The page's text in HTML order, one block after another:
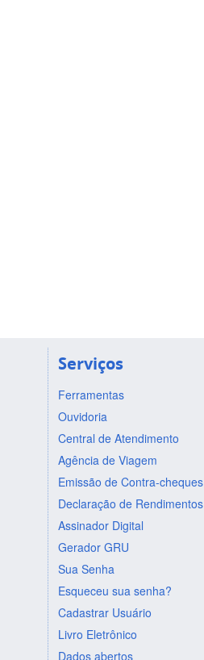
Serviços
Ferramentas
Ouvidoria
Central de Atendimento
Agência de Viagem
Emissão de Contra-cheques
Declaração de Rendimentos
Assinador Digital
Gerador GRU
Sua Senha
Esqueceu sua senha?
Cadastrar Usuário
Livro Eletrônico
Dados abertos